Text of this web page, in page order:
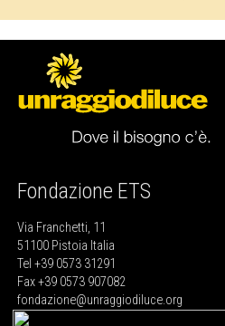
Fondazione ETS
Via Franchetti, 11
51100 Pistoia Italia
Tel +39 0573 31291
Fax +39 0573 907082
fondazione@unraggiodiluce.org